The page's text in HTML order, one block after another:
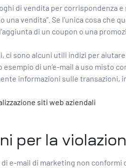
di vendita per
una vendita”. Se l’unica cosa
di un coupon o una
ci sono alcuni utili indizi per
di un’e-mail a uso misto
informazioni sulle transazioni,
siti web aziendali
per la
e-mail di marketing non